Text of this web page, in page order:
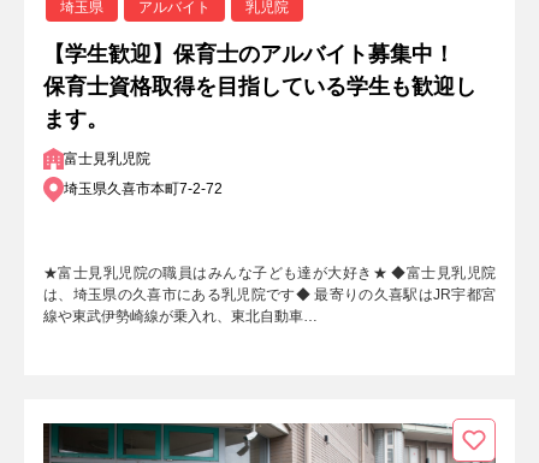
埼玉県 アルバイト 乳児院
【学生歓迎】保育士のアルバイト募集中！
保育士資格取得を目指している学生も歓迎し
ます。
富士見乳児院
埼玉県久喜市本町7-2-72
★富士見乳児院の職員はみんな子ども達が大好き★ ◆富士見乳児院
は、埼玉県の久喜市にある乳児院です◆ 最寄りの久喜駅はJR宇都宮
線や東武伊勢崎線が乗入れ、東北自動車…